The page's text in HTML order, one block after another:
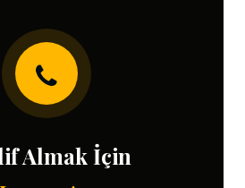
Almak İçin